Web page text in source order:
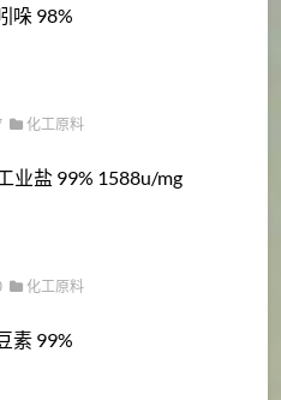
哚 98%
化工原料
业盐 99% 1588u/mg
化工原料
素 99%